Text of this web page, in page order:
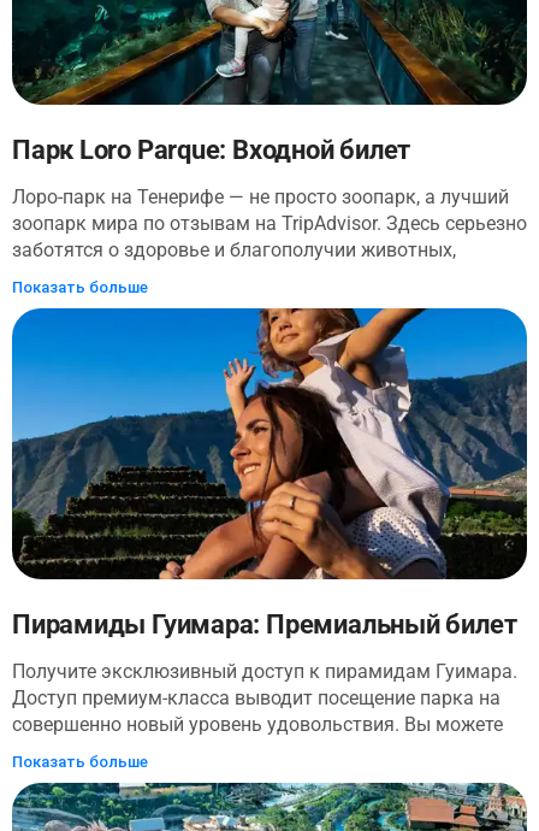
Парк Loro Parque: Входной билет
Лоро-парк на Тенерифе — не просто зоопарк, а лучший
зоопарк мира по отзывам на TripAdvisor. Здесь серьезно
заботятся о здоровье и благополучии животных,
которых вы видите на зрелищных представлениях и в
многочисленных вольерах. Полюбуйтесь небывалым
многообразием видов в удивительном тропическом
Показать больше
Пирамиды Гуимара: Премиальный билет
Получите эксклюзивный доступ к пирамидам Гуимара.
Доступ премиум-класса выводит посещение парка на
совершенно новый уровень удовольствия. Вы можете
посетить Комнату экспедиций, Ботанический маршрут,
Маршрут экспортеров, Культурный маршрут,
Вулканический маршрут, Устойчивый сад, Ядовитый
Показать больше